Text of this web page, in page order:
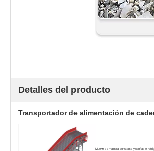
Detalles del producto
Transportador de alimentación de
Mueve de manera constante y confiable